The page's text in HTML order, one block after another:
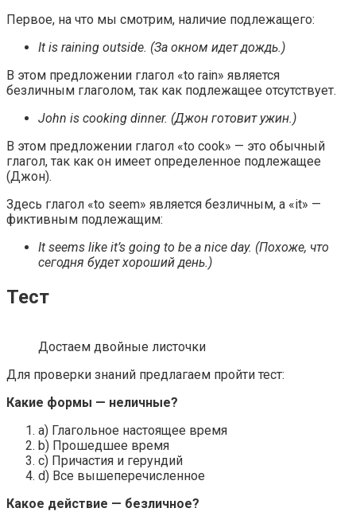
Первое, на что мы смотрим, наличие подлежащего:
It is raining outside. (За окном идет дождь.)
В этом предложении глагол «to rain» является
безличным глаголом, так как подлежащее отсутствует.
John is cooking dinner. (Джон готовит ужин.)
В этом предложении глагол «to cook» — это обычный
глагол, так как он имеет определенное подлежащее
(Джон).
Здесь глагол «to seem» является безличным, а «it» —
фиктивным подлежащим:
It seems like it’s going to be a nice day. (Похоже, что
сегодня будет хороший день.)
Тест
Достаем двойные листочки
Для проверки знаний предлагаем пройти тест:
Какие формы — неличные?
a) Глагольное настоящее время
b) Прошедшее время
c) Причастия и герундий
d) Все вышеперечисленное
Какое действие — безличное?